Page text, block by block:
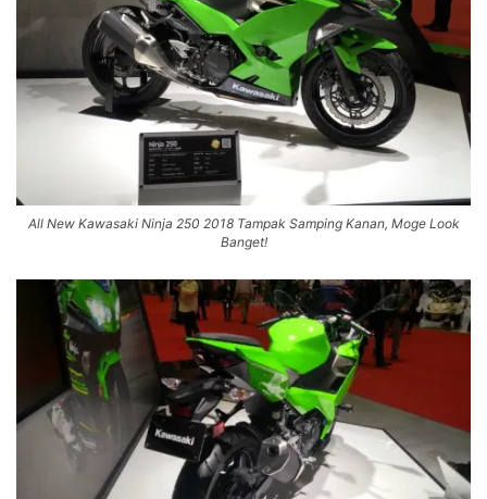
All New Kawasaki Ninja 250 2018 Tampak Samping Kanan, Moge Look
Banget!